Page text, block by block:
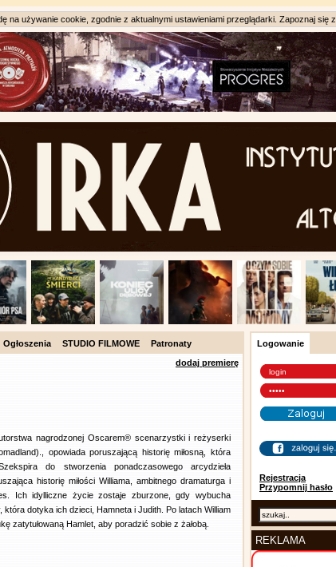
na używanie cookie, zgodnie z aktualnymi ustawieniami przeglądarki. Zapoznaj się z
Ogłoszenia STUDIO FILMOWE
Patronaty
dodaj premierę
nagrodzonej Oscarem® scenarzystki i reżyserki
opowiada poruszającą historię miłosną, która
do stworzenia ponadczasowego arcydzieła
historię miłości Williama, ambitnego dramaturga i
Ich idylliczne życie zostaje zburzone, gdy wybucha
która dotyka ich dzieci, Hamneta i Judith. Po latach William
zatytułowaną Hamlet, aby poradzić sobie z żałobą.
Logowanie
Rejestracja
Przypomnij hasło
REKLAMA